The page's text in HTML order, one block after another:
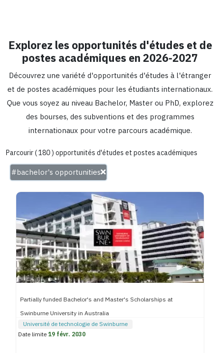
Explorez les opportunités d'études et de
postes académiques en 2026-2027
Découvrez une variété d'opportunités d'études à l'étranger
et de postes académiques pour les étudiants internationaux.
Que vous soyez au niveau Bachelor, Master ou PhD, explorez
des bourses, des subventions et des programmes
internationaux pour votre parcours académique.
Parcourir (180) opportunités d'études et postes académiques
#bachelor's opportunities
Partially funded Bachelor's and Master's Scholarships at
Swinburne University in Australia
Université de technologie de Swinburne
Date limite19 févr. 2030